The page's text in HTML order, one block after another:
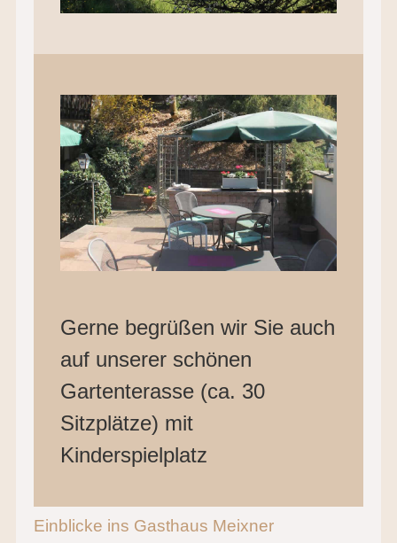
Gerne begrüßen wir Sie auch
auf unserer schönen
Gartenterasse (ca. 30
Sitzplätze) mit
Kinderspielplatz
Einblicke ins Gasthaus Meixner